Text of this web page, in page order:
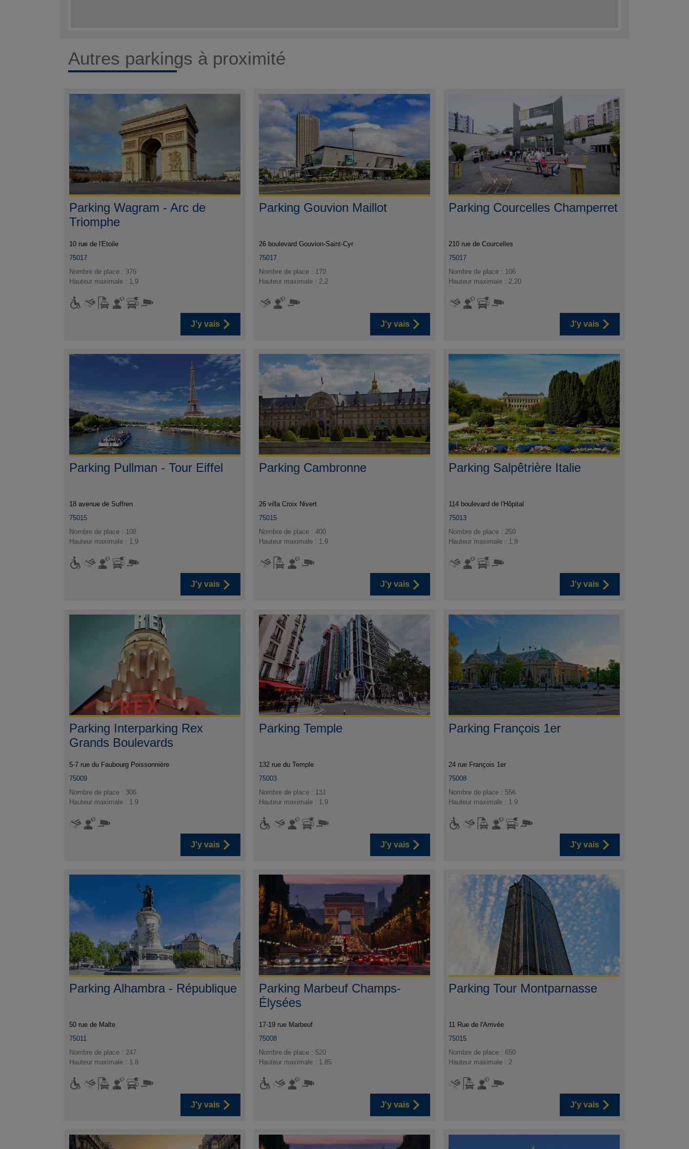
Autres parkings à proximité
Parking Wagram - Arc de
Triomphe
10 rue de l'Etoile
75017
Nombre de place : 376
Hauteur maximale : 1,9
J'y vais
Parking Gouvion Maillot
26 boulevard Gouvion-Saint-Cyr
75017
Nombre de place : 170
Hauteur maximale : 2,2
J'y vais
Parking Courcelles Champerret
210 rue de Courcelles
75017
Nombre de place : 106
Hauteur maximale : 2,20
J'y vais
Parking Pullman - Tour Eiffel
18 avenue de Suffren
75015
Nombre de place : 108
Hauteur maximale : 1,9
J'y vais
Parking Cambronne
26 villa Croix Nivert
75015
Nombre de place : 400
Hauteur maximale : 1,9
J'y vais
Parking Salpêtrière Italie
114 boulevard de l'Hôpital
75013
Nombre de place : 250
Hauteur maximale : 1,8
J'y vais
Parking Interparking Rex
Grands Boulevards
5-7 rue du Faubourg Poissonnière
75009
Nombre de place : 306
Hauteur maximale : 1.9
J'y vais
Parking Temple
132 rue du Temple
75003
Nombre de place : 131
Hauteur maximale : 1.9
J'y vais
Parking François 1er
24 rue François 1er
75008
Nombre de place : 556
Hauteur maximale : 1.9
J'y vais
Parking Alhambra - République
50 rue de Malte
75011
Nombre de place : 247
Hauteur maximale : 1.8
J'y vais
Parking Marbeuf Champs-
Élysées
17-19 rue Marbeuf
75008
Nombre de place : 520
Hauteur maximale : 1.85
J'y vais
Parking Tour Montparnasse
11 Rue de l'Arrivée
75015
Nombre de place : 650
Hauteur maximale : 2
J'y vais